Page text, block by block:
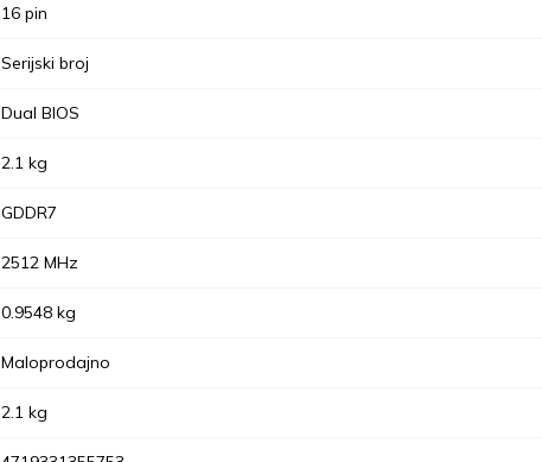
16 pin
Serijski broj
Dual BIOS
2.1 kg
GDDR7
2512 MHz
0.9548 kg
Maloprodajno
2.1 kg